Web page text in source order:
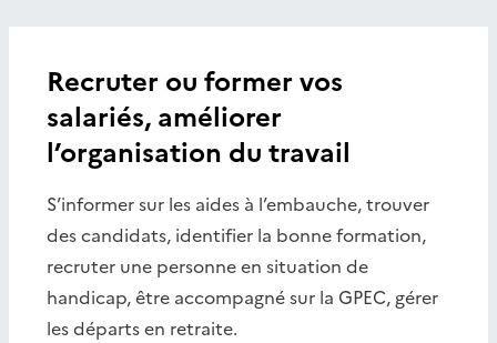
Recruter ou former vos
salariés, améliorer
l’organisation du travail
S’informer sur les aides à l’embauche, trouver
des candidats, identifier la bonne formation,
recruter une personne en situation de
handicap, être accompagné sur la GPEC, gérer
les départs en retraite.